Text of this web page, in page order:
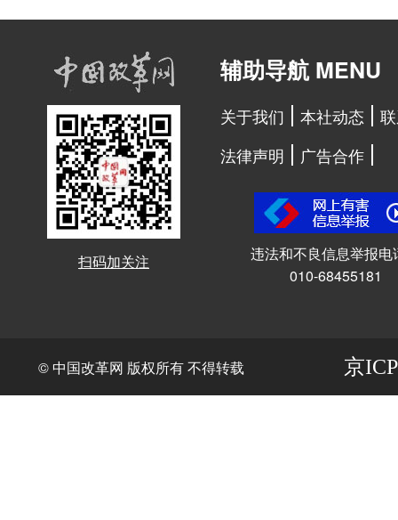
扫码加关注
辅助导航 MENU
关于我们 本社动态
法律声明
广告合作
违法和不良信息举报电
010-68455181
© 中国改革网 版权所有 不得转载 京